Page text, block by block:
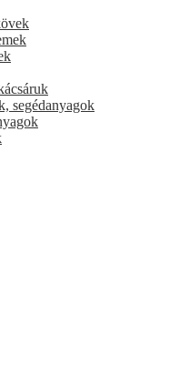
segédanyagok